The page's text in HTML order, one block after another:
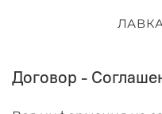
Договор -